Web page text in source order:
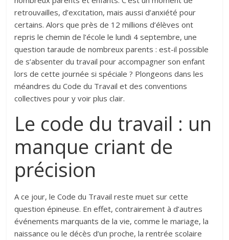
retrouvailles, d’excitation, mais aussi d’anxiété pour
certains. Alors que près de 12 millions d’élèves ont
repris le chemin de l’école le lundi 4 septembre, une
question taraude de nombreux parents : est-il possible
de s’absenter du travail pour accompagner son enfant
lors de cette journée si spéciale ? Plongeons dans les
méandres du Code du Travail et des conventions
collectives pour y voir plus clair.
Le code du travail : un
manque criant de
précision
A ce jour, le Code du Travail reste muet sur cette
question épineuse. En effet, contrairement à d’autres
événements marquants de la vie, comme le mariage, la
naissance ou le décès d’un proche, la rentrée scolaire